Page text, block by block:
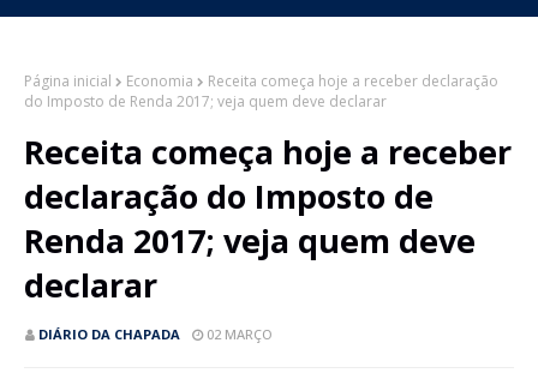
Página inicial Economia
Receita começa hoje a receber declaração
do Imposto de Renda 2017; veja quem deve declarar
Receita começa hoje a receber
declaração do Imposto de
Renda 2017; veja quem deve
declarar
DIÁRIO DA CHAPADA 02 MARÇO